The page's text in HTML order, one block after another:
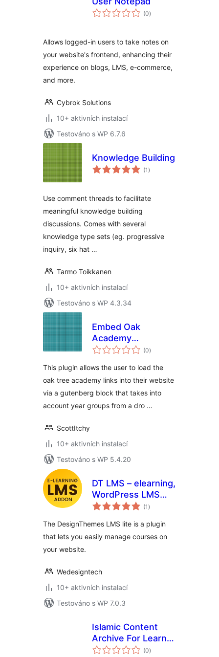
(0celkové
hodnocení
)
Allows logged-in users to take notes on
your website's frontend, enhancing their
experience on blogs, LMS, e-commerce,
and more.
Cybrok Solutions
10+ aktivních instalací
Testováno s WP 6.7.6
Knowledge Building
(1 celkové
hodnocení
)
Use comment threads to facilitate
meaningful knowledge building
discussions. Comes with several
knowledge type sets (eg. progressive
inquiry, six hat …
Tarmo Toikkanen
10+ aktivních instalací
Testováno s WP 4.3.34
Embed Oak
Academy
Resources
(0celkové
hodnocení
)
This plugin allows the user to load the
oak tree academy links into their website
via a gutenberg block that takes into
account year groups from a dro …
ScottItchy
10+ aktivních instalací
Testováno s WP 5.4.20
DT LMS – elearning,
WordPress LMS
Plugin
(1 celkové
hodnocení
)
The DesignThemes LMS lite is a plugin
that lets you easily manage courses on
your website.
Wedesigntech
10+ aktivních instalací
Testováno s WP 7.0.3
Islamic Content
Archive For Learn
the Quran
(0celkové
hodnocení
)